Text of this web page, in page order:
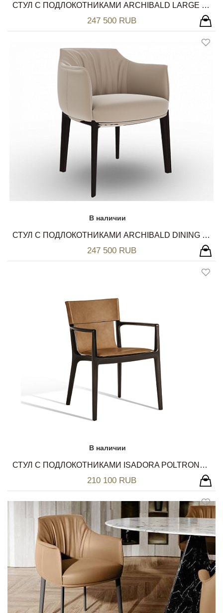
СТУЛ С ПОДЛОКОТНИКАМИ ARCHIBALD LARGE DINING CHAIR SAHARA POLTRONA FRAU
247 500 RUB
В наличии
СТУЛ С ПОДЛОКОТНИКАМИ ARCHIBALD DINING CHAIR POLTRONA FRAU
247 500 RUB
В наличии
СТУЛ С ПОДЛОКОТНИКАМИ ISADORA POLTRONA FRAU
210 100 RUB